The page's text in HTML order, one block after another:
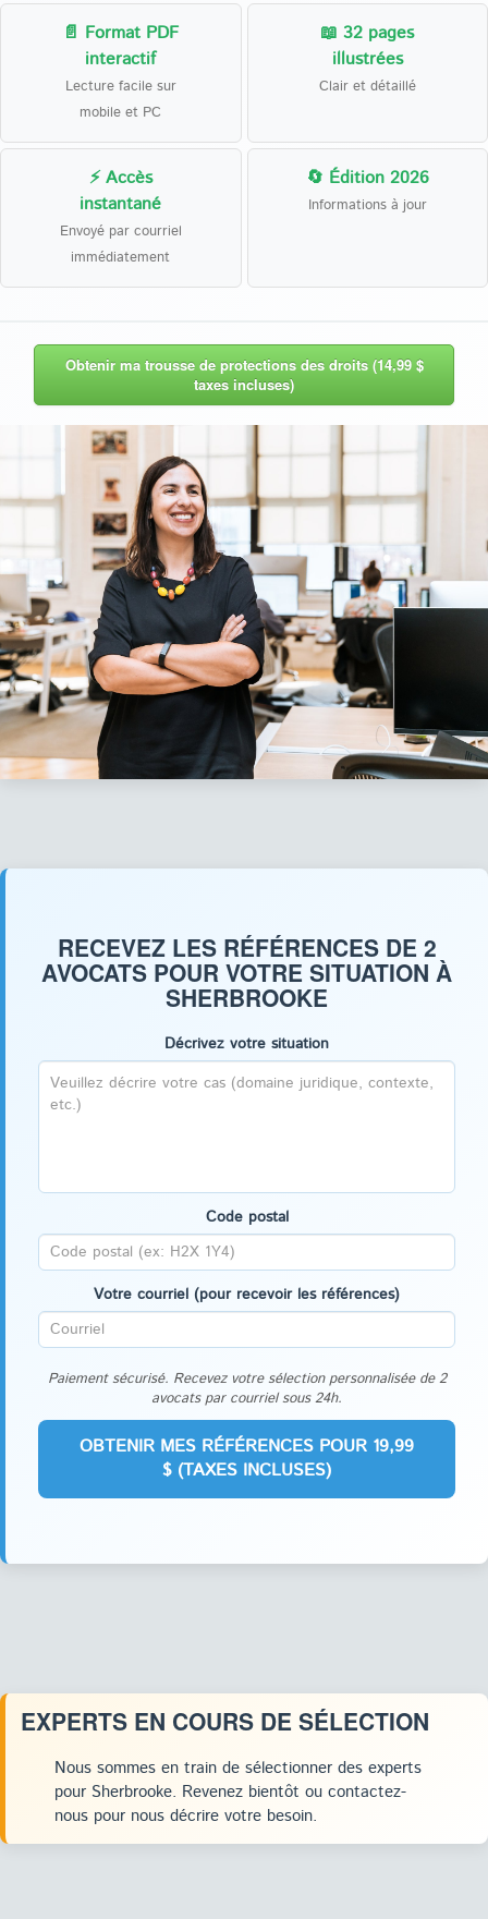
📄 Format PDF
interactif
Lecture facile sur
mobile et PC
📖 32 pages
illustrées
Clair et détaillé
⚡ Accès
instantané
Envoyé par courriel
immédiatement
🔄 Édition 2026
Informations à jour
Obtenir ma trousse de protections des droits (14,99 $
taxes incluses)
RECEVEZ LES RÉFÉRENCES DE 2
AVOCATS POUR VOTRE SITUATION À
SHERBROOKE
Décrivez votre situation
Code postal
Votre courriel (pour recevoir les références)
Paiement sécurisé. Recevez votre sélection personnalisée de 2
avocats par courriel sous 24h.
EXPERTS EN COURS DE SÉLECTION
Nous sommes en train de sélectionner des experts
pour Sherbrooke. Revenez bientôt ou contactez-
nous pour nous décrire votre besoin.